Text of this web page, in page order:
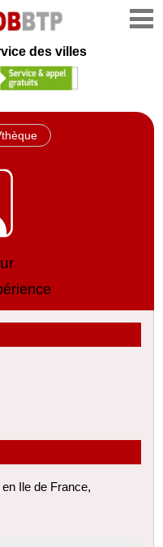
des villes
Ile de France,